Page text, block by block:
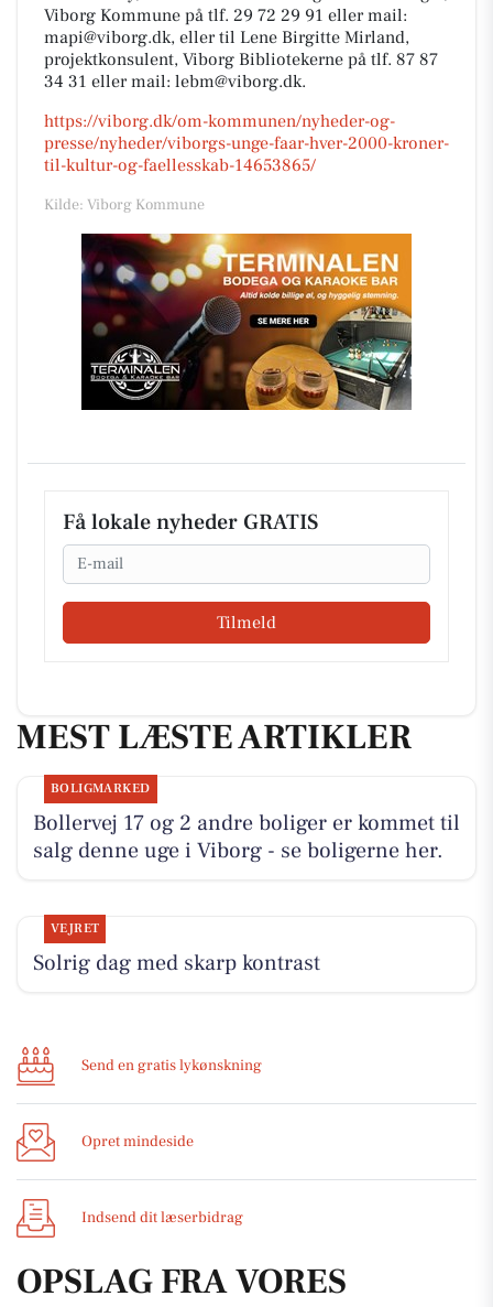
Viborg Kommune på tlf. 29 72 29 91 eller mail:
mapi@viborg.dk, eller til Lene Birgitte Mirland,
projektkonsulent, Viborg Bibliotekerne på tlf. 87 87
34 31 eller mail: lebm@viborg.dk.
https://viborg.dk/om-kommunen/nyheder-og-
presse/nyheder/viborgs-unge-faar-hver-2000-kroner-
til-kultur-og-faellesskab-14653865/
Kilde: Viborg Kommune
Få lokale nyheder GRATIS
Email
Tilmeld
MEST LÆSTE ARTIKLER
BOLIGMARKED
Bollervej 17 og 2 andre boliger er kommet til
salg denne uge i Viborg - se boligerne her.
VEJRET
Solrig dag med skarp kontrast
Send en gratis lykønskning
Opret mindeside
Indsend dit læserbidrag
OPSLAG FRA VORES